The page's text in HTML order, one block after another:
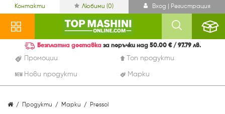
Контакти Любими (0) Вход | Регистрация
Промоции Топ продукти
Нови продукти Марки
Безплатна доставка за поръчки над 50.00 € / 97.79 лв.
Продукти Марки Pressol